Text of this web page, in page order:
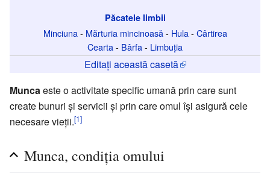
Păcatele limbii
Minciuna- Mărturia mincinoasă- Hula- Cârtirea
Cearta- Bârfa- Limbuția
Editați această casetă
Munca este o activitate specific umană prin care sunt
create bunuri și servicii și prin care omul își asigură cele
necesare vieții.[1]
Munca, condiția omului